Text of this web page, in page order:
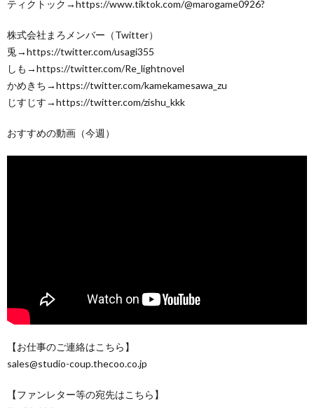
ティクトック→https://www.tiktok.com/@marogame0926?
株式会社まろメンバー（Twitter）
兎→https://twitter.com/usagi355
しも→https://twitter.com/Re_lightnovel
かめきち→https://twitter.com/kamekamesawa_zu
じすじす→https://twitter.com/zishu_kkk
おすすめの動画（今週）
【お仕事のご連絡はこちら】
sales@studio-coup.thecoo.co.jp
【ファンレター等の宛先はこちら】